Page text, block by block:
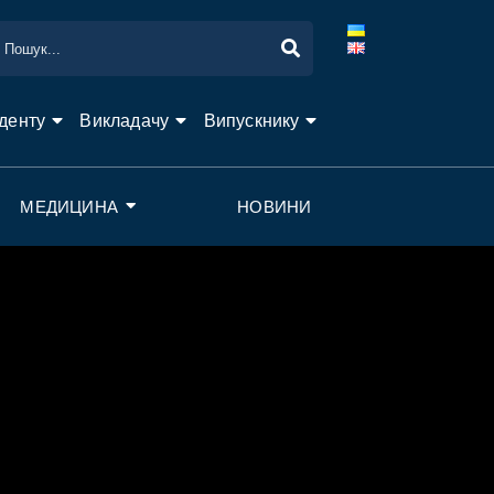
Викладачу Випускнику
МЕДИЦИНА НОВИНИ